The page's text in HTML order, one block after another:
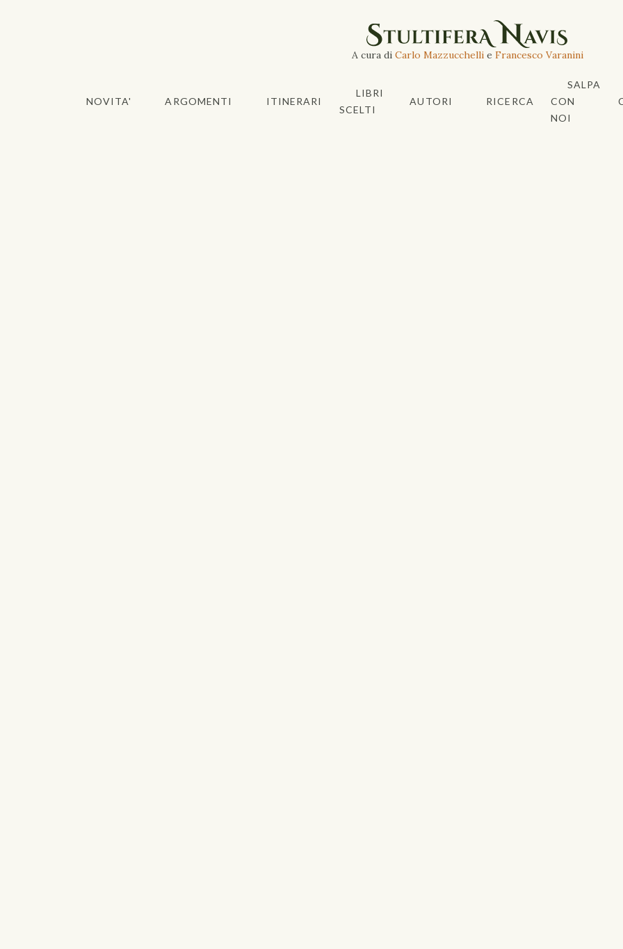
A cura di Carlo Mazzucchellie Francesco Varanini
NOVITA' ARGOMENTI ITINERARI
LIBRI
SCELTI
AUTORI RICERCA
SALPA
CON
NOI